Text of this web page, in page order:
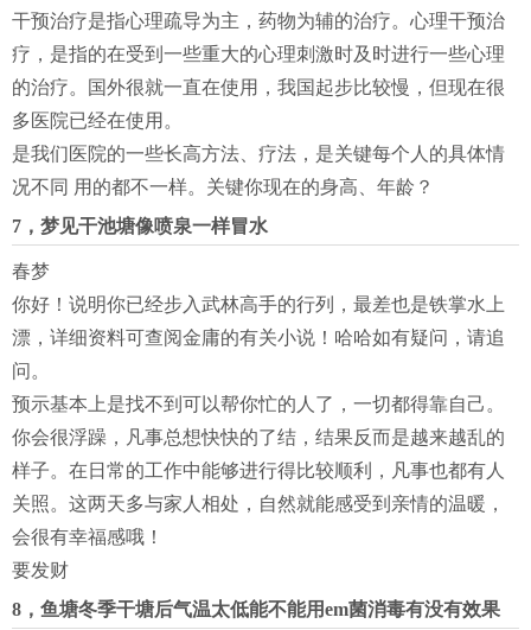
干预治疗是指心理疏导为主，药物为辅的治疗。心理干预治
疗，是指的在受到一些重大的心理刺激时及时进行一些心理
的治疗。国外很就一直在使用，我国起步比较慢，但现在很
多医院已经在使用。
是我们医院的一些长高方法、疗法，是关键每个人的具体情
况不同 用的都不一样。关键你现在的身高、年龄？
7，梦见干池塘像喷泉一样冒水
春梦
你好！说明你已经步入武林高手的行列，最差也是铁掌水上
漂，详细资料可查阅金庸的有关小说！哈哈如有疑问，请追
问。
预示基本上是找不到可以帮你忙的人了，一切都得靠自己。
你会很浮躁，凡事总想快快的了结，结果反而是越来越乱的
样子。在日常的工作中能够进行得比较顺利，凡事也都有人
关照。这两天多与家人相处，自然就能感受到亲情的温暖，
会很有幸福感哦！
要发财
8，鱼塘冬季干塘后气温太低能不能用em菌消毒有没有效果